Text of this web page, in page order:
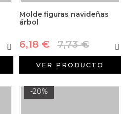
Molde figuras navideñas
árbol
6,18 € 7,73 €
VER PRODUCTO
-20%